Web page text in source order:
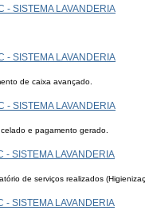
- SISTEMA LAVANDERIA
- SISTEMA LAVANDERIA
de caixa avançado.
- SISTEMA LAVANDERIA
e pagamento gerado.
- SISTEMA LAVANDERIA
de serviços realizados
- SISTEMA LAVANDERIA